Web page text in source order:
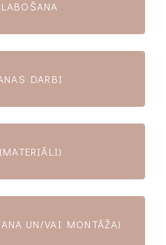
DARBI
UN/VAI MONTĀŽA)